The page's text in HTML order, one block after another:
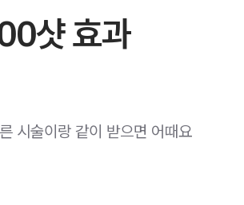
샷 효과
시술이랑 같이 받으면 어때요